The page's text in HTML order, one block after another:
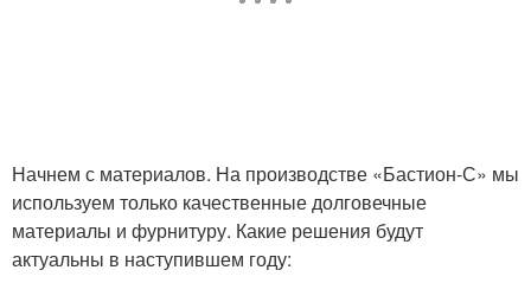
Начнем с материалов. На производстве «Бастион-С» мы
используем только качественные долговечные
материалы и фурнитуру. Какие решения будут
актуальны в наступившем году: